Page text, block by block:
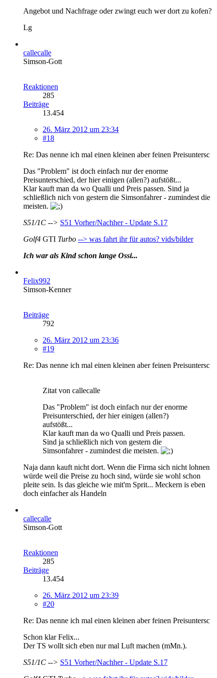
Angebot und Nachfrage oder zwingt euch wer dort zu kofen?
Lg
callecalle
Simson-Gott
Reaktionen
285
Beiträge
13.454
26. März 2012 um 23:34
#18
Re: Das nenne ich mal einen kleinen aber feinen Preisuntersc
Das "Problem" ist doch einfach nur der enorme
Preisunterschied, der hier einigen (allen?) aufstößt...
Klar kauft man da wo Qualli und Preis passen. Sind ja
schließlich nich von gestern die Simsonfahrer - zumindest die
meisten.
S51/1C --> S51 Vorher/Nachher - Update S.17
Golf4 GTI Turbo --> was fahrt ihr für autos? vids/bilder
Ich war als Kind schon lange Ossi...
Felix992
Simson-Kenner
Beiträge
792
26. März 2012 um 23:36
#19
Re: Das nenne ich mal einen kleinen aber feinen Preisuntersc
Zitat von callecalle
Das "Problem" ist doch einfach nur der enorme
Preisunterschied, der hier einigen (allen?)
aufstößt...
Klar kauft man da wo Qualli und Preis passen.
Sind ja schließlich nich von gestern die
Simsonfahrer - zumindest die meisten.
Naja dann kauft nicht dort. Wenn die Firma sich nicht lohnen
würde weil die Preise zu hoch sind, würde sie wohl schon
pleite sein. Is das gleiche wie mit'm Sprit... Meckern is eben
doch einfacher als Handeln
callecalle
Simson-Gott
Reaktionen
285
Beiträge
13.454
26. März 2012 um 23:39
#20
Re: Das nenne ich mal einen kleinen aber feinen Preisuntersc
Schon klar Felix...
Der TS wollt sich eben nur mal Luft machen (mMn.).
S51/1C --> S51 Vorher/Nachher - Update S.17